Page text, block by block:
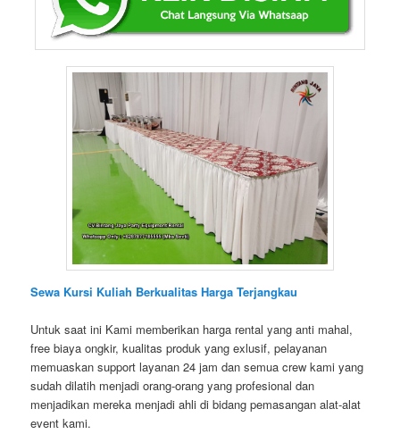
Sewa Kursi Kuliah Berkualitas Harga Terjangkau
Untuk saat ini Kami memberikan harga rental yang anti mahal,
free biaya ongkir, kualitas produk yang exlusif, pelayanan
memuaskan support layanan 24 jam dan semua crew kami yang
sudah dilatih menjadi orang-orang yang profesional dan
menjadikan mereka menjadi ahli di bidang pemasangan alat-alat
event kami.